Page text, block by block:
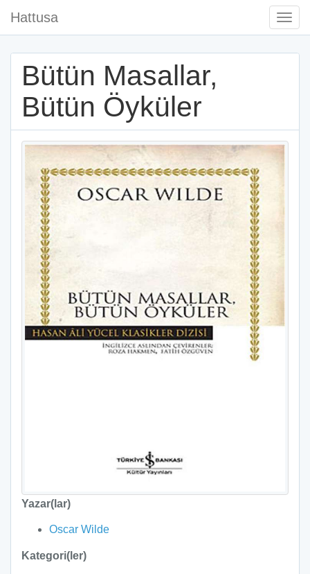
Hattusa
Bütün Masallar,
Bütün Öyküler
Yazar(lar)
Oscar Wilde
Kategori(ler)